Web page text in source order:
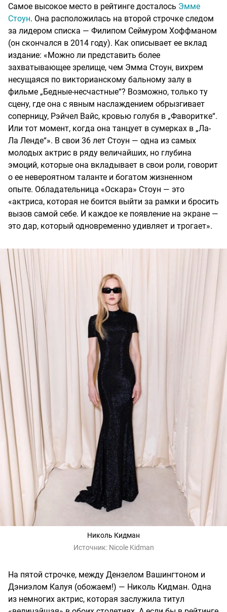
Самое высокое место в рейтинге досталось Эмме
Стоун. Она расположилась на второй строчке следом
за лидером списка — Филипом Сеймуром Хоффманом
(он скончался в 2014 году). Как описывает ее вклад
издание: «Можно ли представить более
захватывающее зрелище, чем Эмма Стоун, вихрем
несущаяся по викторианскому бальному залу в
фильме „Бедные-несчастные“? Возможно, только ту
сцену, где она с явным наслаждением обрызгивает
соперницу, Рэйчел Вайс, кровью голубя в „Фаворитке“.
Или тот момент, когда она танцует в сумерках в „Ла-
Ла Ленде“». В свои 36 лет Стоун — одна из самых
молодых актрис в ряду величайших, но глубина
эмоций, которые она вкладывает в свои роли, говорит
о ее невероятном таланте и богатом жизненном
опыте. Обладательница «Оскара» Стоун — это
«актриса, которая не боится выйти за рамки и бросить
вызов самой себе. И каждое ке появление на экране —
это дар, который одновременно удивляет и трогает».
Николь Кидман
Источник: Nicole Kidman
На пятой строчке, между Дензелом Вашингтоном и
Дэниэлом Калуя (обожаем!) — Николь Кидман. Одна
из немногих актрис, которая заслужила титул